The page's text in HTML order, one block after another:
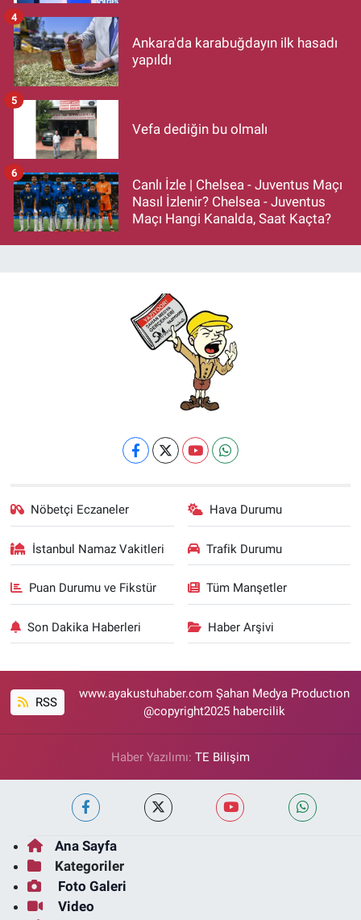
Ankara'da karabuğdayın ilk hasadı
yapıldı
4
Vefa dediğin bu olmalı
5
Canlı İzle | Chelsea - Juventus Maçı
Nasıl İzlenir? Chelsea - Juventus
Maçı Hangi Kanalda, Saat Kaçta?
6
Nöbetçi Eczaneler Hava Durumu
İstanbul Namaz Vakitleri Trafik Durumu
Puan Durumu ve Fikstür Tüm Manşetler
Son Dakika Haberleri Haber Arşivi
RSS
www.ayakustuhaber.com Şahan Medya Productıon
@copyright2025 habercilik
Haber Yazılımı: TE Bilişim
Ana Sayfa
Kategoriler
Foto Galeri
Video